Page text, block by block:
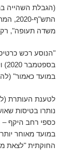
(הגבלת השהייה
משדה תעופה",
במועד כאמור"
לטענת העותרת
נותרו בטיסות
כספי רחב היקף
במועד מאוחר